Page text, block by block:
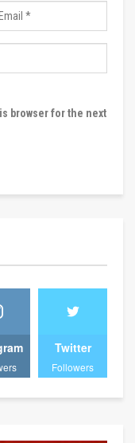
browser for the next
Twitter
Followers